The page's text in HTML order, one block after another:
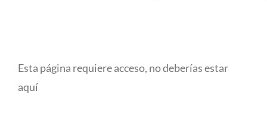
Esta página requiere acceso, no deberías estar
aquí